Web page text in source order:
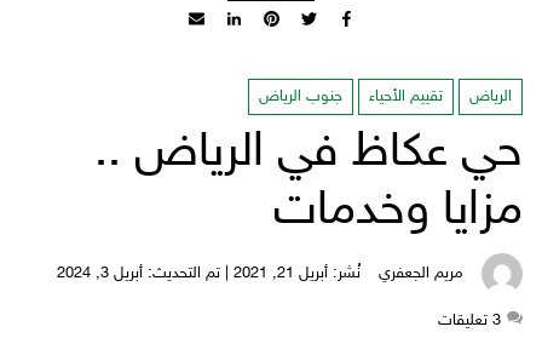
الرياض تقييم الأحياء جنوب الرياض
حي عكاظ في الرياض ..
مزايا وخدمات
مريم الجعفري نُشر: أبريل 21, 2021 | تم التحديث: أبريل 3, 2024
3 ‫تعليقات‬